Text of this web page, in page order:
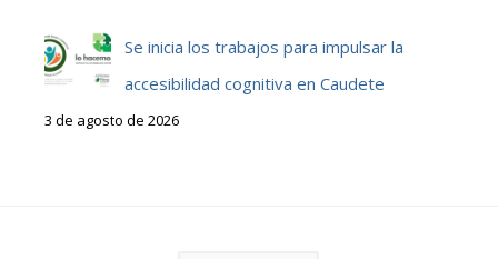
Se inicia los trabajos para impulsar la
accesibilidad cognitiva en Caudete
3 de agosto de 2026